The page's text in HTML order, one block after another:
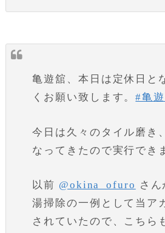
亀遊舘、本日は定休日と
くお願い致します。#亀
今日は久々のタイル磨き
なってきたので実行でき
以前 @okina_ofuro さ
湯掃除の一例として当ア
されていたので、こちら